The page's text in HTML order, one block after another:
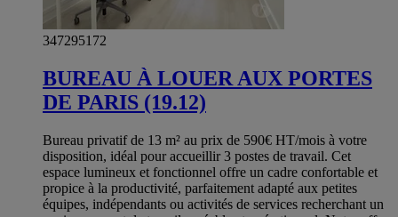
347295172
BUREAU À LOUER AUX PORTES
DE PARIS (19.12)
Bureau privatif de 13 m² au prix de 590€ HT/mois à votre
disposition, idéal pour accueillir 3 postes de travail. Cet
espace lumineux et fonctionnel offre un cadre confortable et
propice à la productivité, parfaitement adapté aux petites
équipes, indépendants ou activités de services recherchant un